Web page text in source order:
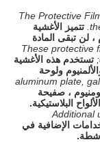
The Protective
تتميز الأغشية
لن تبقى المادة
These
تستخدم هذه الأغشية
ولوحة
aluminum plate,
، صفيحة
البلاستيكية.
الإضافية في